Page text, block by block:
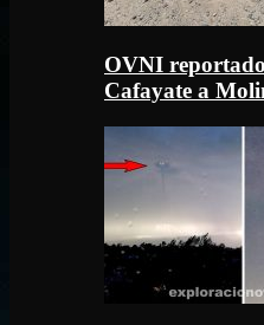
OVNI
Cafayate a